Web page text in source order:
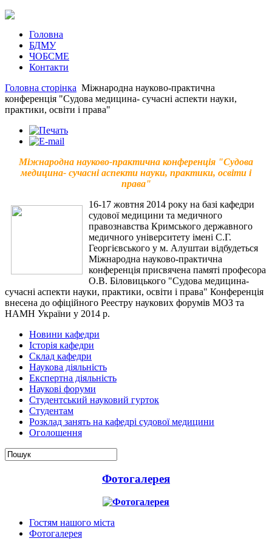
Головна
БДМУ
ЧОБСМЕ
Контакти
Головна сторінка Міжнародна науково-практична
конференція "Судова медицина- сучасні аспекти науки,
практики, освіти і права"
Міжнародна науково-практична конференція "Судова
медицина- сучасні аспекти науки, практики, освіти і
права"
16-17 жовтня 2014 року на базі кафедри
судової медицини та медичного
правознавства Кримського державного
медичного університету імені С.Г.
Георгієвського у м. Алуштаи відбудеться
Міжнародна науково-практична
конференція присвячена памяті професора
О.В. Біловицького "Судова медицина-
сучасні аспекти науки, практики, освіти і права" Конференція
внесена до офіційного Реестру наукових форумів МОЗ та
НАМН України у 2014 р.
Новини кафедри
Історія кафедри
Склад кафедри
Наукова діяльність
Експертна діяльність
Наукові форуми
Студентський науковий гурток
Студентам
Розклад занять на кафедрі судової медицини
Оголошення
Фотогалерея
Гостям нашого міста
Фотогалерея